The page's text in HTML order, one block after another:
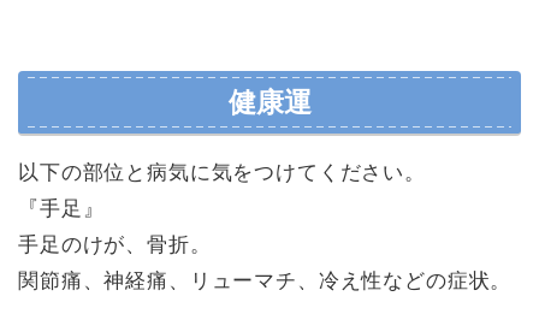
健康運
以下の部位と病気に気をつけてください。
『手足』
手足のけが、骨折。
関節痛、神経痛、リューマチ、冷え性などの症状。